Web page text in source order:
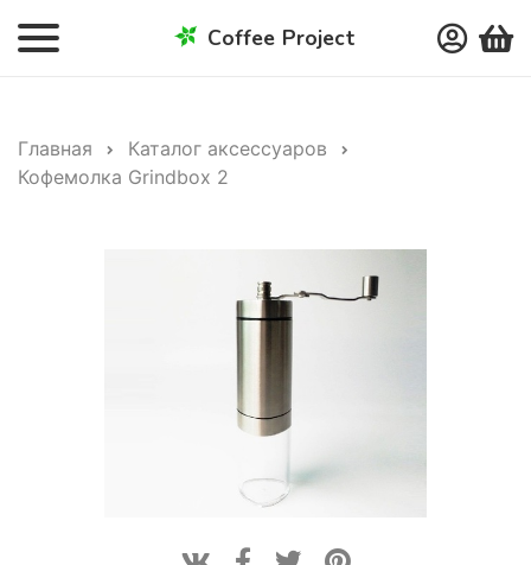
Coffee Project
Главная
Каталог аксессуаров
Кофемолка Grindbox 2